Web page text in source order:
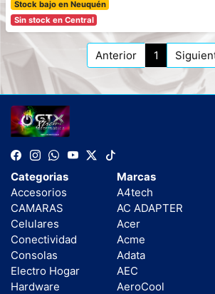
Stock bajo en Neuquén
Sin stock en Central
Anterior 1
Categorias
Accesorios
CAMARAS
Celulares
Conectividad
Consolas
Electro Hogar
Hardware
Marcas
A4tech
AC ADAPTER
Acer
Acme
Adata
AEC
AeroCool